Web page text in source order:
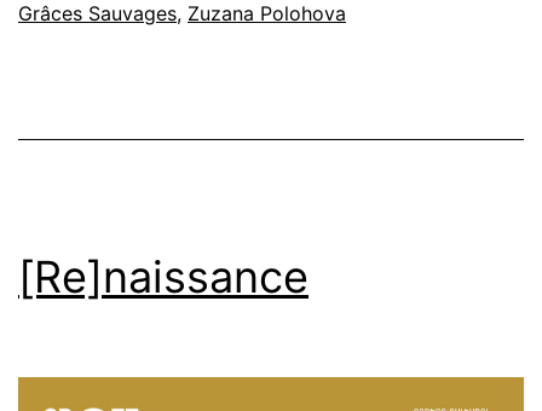
Grâces Sauvages, Zuzana Polohova
[Re]naissance